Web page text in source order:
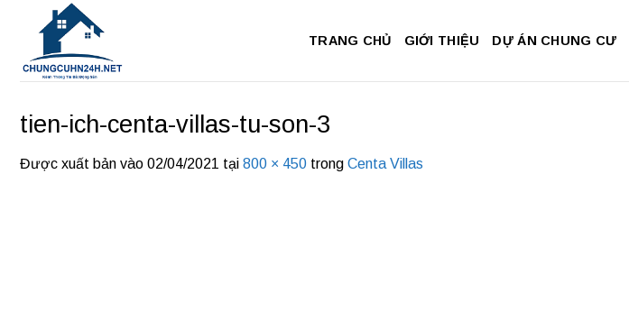
dung
TRANG CHỦ GIỚI THIỆU DỰ ÁN CHUNG CƯ
tien-ich-centa-villas-tu-son-3
Được xuất bản vào 02/04/2021 tại 800 × 450 trong Centa Villas